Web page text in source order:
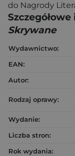
do Nagrody
Skrywane
Wydawnictwo:
EAN:
Autor:
Rodzaj oprawy:
Wydanie:
Liczba stron:
Rok wydania: